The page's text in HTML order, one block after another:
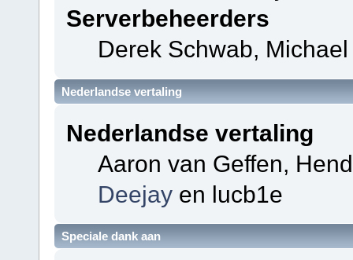
Serverbeheerders
Derek Schwab,
Nederlandse vertaling
Nederlandse vertaling
Aaron van Geffen,
Deejayen lucb1e
Speciale dank aan